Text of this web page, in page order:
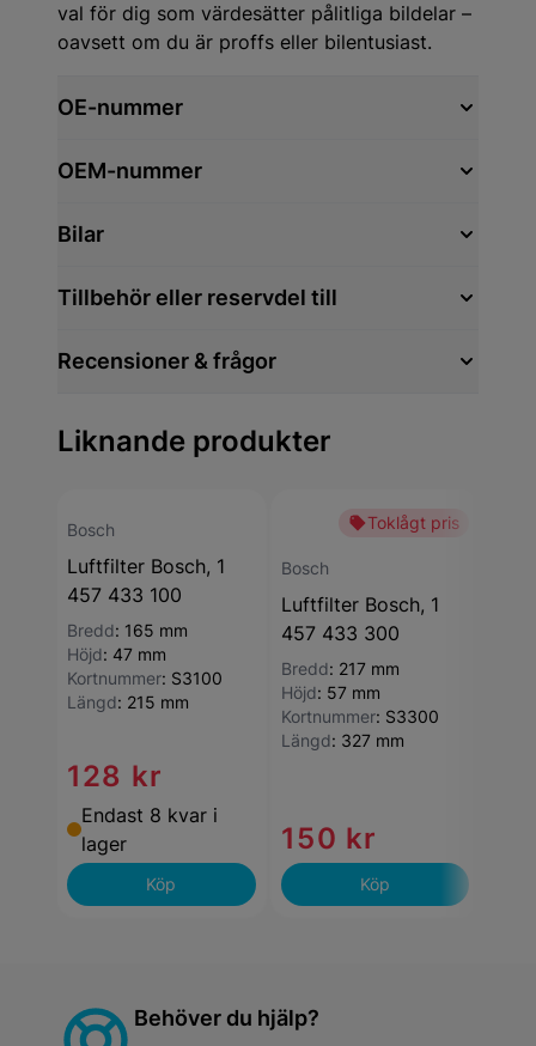
val för dig som värdesätter pålitliga bildelar –
oavsett om du är proffs eller bilentusiast.
OE-nummer
OEM-nummer
Bilar
Tillbehör eller reservdel till
Recensioner & frågor
Liknande produkter
Bosch
Luftfilter Bosch, 1
457 433 100
Bredd: 165 mm
Höjd: 47 mm
Kortnummer: S3100
Längd: 215 mm
128 kr
Endast 8 kvar i
lager
Köp
Toklågt pris
Bosch
Luftfilter Bosch, 1
457 433 300
Bredd: 217 mm
Höjd: 57 mm
Kortnummer: S3300
Längd: 327 mm
150 kr
Köp
Behöver du hjälp?